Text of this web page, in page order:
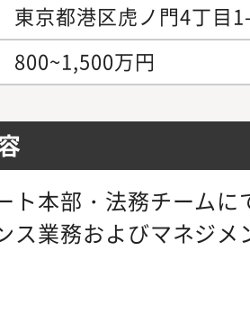
東京都港区虎ノ門4丁目
800~1,500万円
ト本部・法務チーム
ス業務およびマネジ